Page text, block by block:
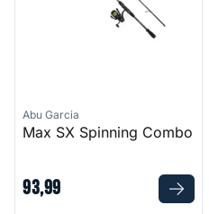
Abu Garcia
Max SX Spinning Combo
93,99